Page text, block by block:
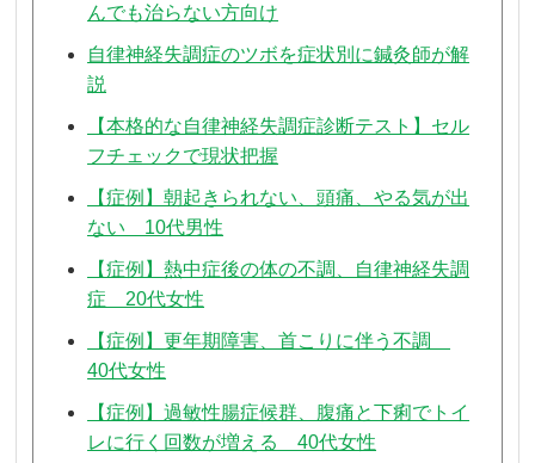
んでも治らない方向け
自律神経失調症のツボを症状別に鍼灸師が解
説
【本格的な自律神経失調症診断テスト】セル
フチェックで現状把握
【症例】朝起きられない、頭痛、やる気が出
ない 10代男性
【症例】熱中症後の体の不調、自律神経失調
症 20代女性
【症例】更年期障害、首こりに伴う不調
40代女性
【症例】過敏性腸症候群、腹痛と下痢でトイ
レに行く回数が増える 40代女性